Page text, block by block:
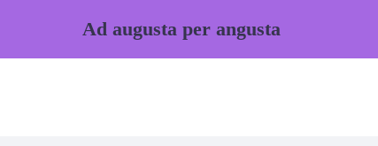
Ad augusta per angusta